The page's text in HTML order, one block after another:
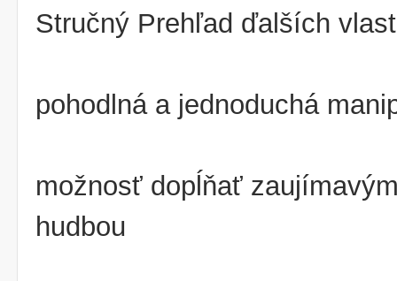
Stručný Prehľad ďalších
pohodlná a jednoduchá
možnosť dopĺňať
hudbou